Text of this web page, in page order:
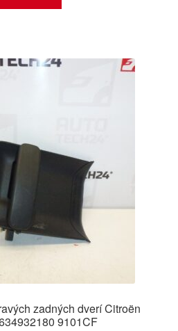
zadných dverí Citroën
9101CF